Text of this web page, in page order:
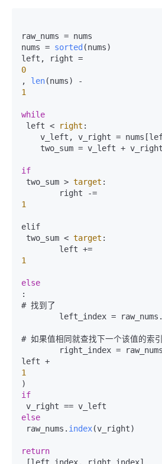
raw_nums = nums
nums = sorted (nums)
0
, len
1
while
left <
right :
if
two_sum > target :
1
elif
two_sum < target :
1
else
:
# 找到了
        left_index = raw_nums.
# 如果值相同就查找下一个该值的索引
right_index =
1
if
else
raw_nums. index(v_right)
return